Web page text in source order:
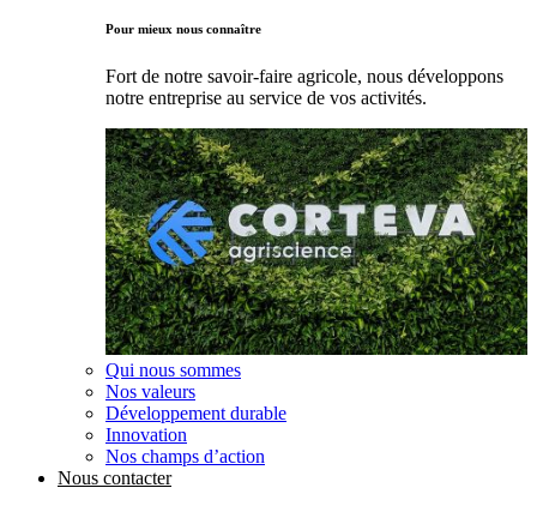
Pour mieux nous connaître
Fort de notre savoir-faire agricole, nous développons
notre entreprise au service de vos activités.
Qui nous sommes
Nos valeurs
Développement durable
Innovation
Nos champs d’action
Nous contacter